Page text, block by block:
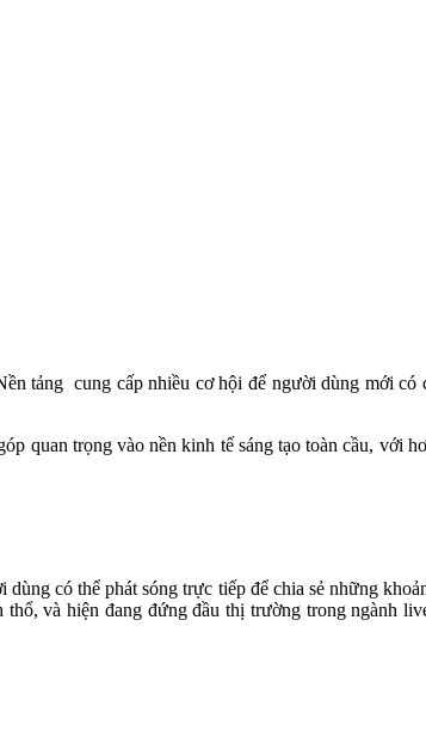
tảng cung cấp nhiều cơ hội để người dùng mới
quan trọng vào nền kinh tế sáng tạo toàn cầu, với
có thể phát sóng trực tiếp để chia sẻ những
và hiện đang đứng đầu thị trường trong ngành